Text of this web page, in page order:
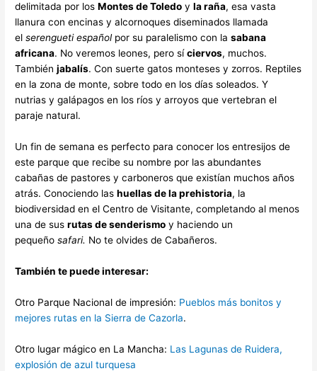
delimitada por losMontes de Toledo yla raña, esa vasta
llanura con encinas y alcornoques diseminados llamada
elserengueti españolpor su paralelismo con lasabana
africana. No veremos leones, pero síciervos, muchos.
Tambiénjabalís. Con suerte gatos monteses y zorros. Reptiles
en la zona de monte, sobre todo en los días soleados. Y
nutrias y galápagos en los ríos y arroyos que vertebran el
paraje natural.
Un fin de semana es perfecto para conocer los entresijos de
este parque que recibe su nombre por las abundantes
cabañas de pastores y carboneros que existían muchos años
atrás. Conociendo lashuellas de la prehistoria, la
biodiversidad en el Centro de Visitante, completando al menos
una de susrutas de senderismo y haciendo un
pequeñosafari. No te olvides de Cabañeros.
También te puede interesar:
Otro Parque Nacional de impresión: Pueblos más bonitos y
mejores rutas en la Sierra de Cazorla.
Otro lugar mágico en La Mancha: Las Lagunas de Ruidera,
explosión de azul turquesa